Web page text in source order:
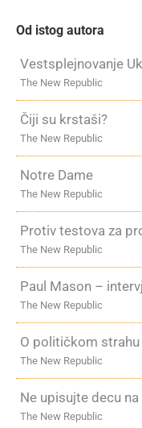
Od istog autora
Vestsplejnovanje
The New Republic
Čiji su krstaši?
The New Republic
Notre Dame
The New Republic
Protiv testova za
The New Republic
Paul Mason –
The New Republic
O političkom strahu
The New Republic
Ne upisujte decu
The New Republic